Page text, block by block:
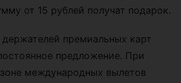
от 15 рублей получат подарок.
премиальных карт
предложение. При
зоне международных вылетов